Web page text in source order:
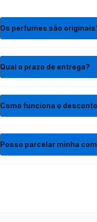
Os perfumes são
Qual o prazo de entrega?
Como funciona o
Posso parcelar minha